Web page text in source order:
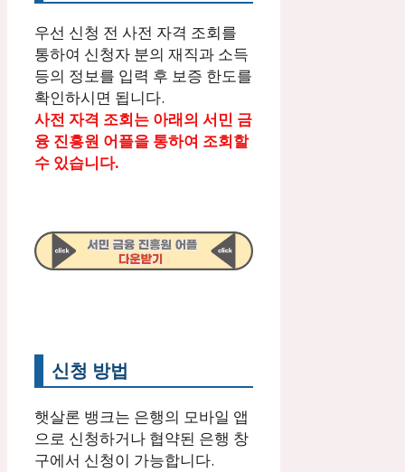
우선 신청 전 사전 자격 조회를
통하여 신청자 분의 재직과 소득
등의 정보를 입력 후 보증 한도를
확인하시면 됩니다.
사전 자격 조회는 아래의 서민 금
융 진흥원 어플을 통하여 조회할
수 있습니다.
신청 방법
햇살론 뱅크는 은행의 모바일 앱
으로 신청하거나 협약된 은행 창
구에서 신청이 가능합니다.